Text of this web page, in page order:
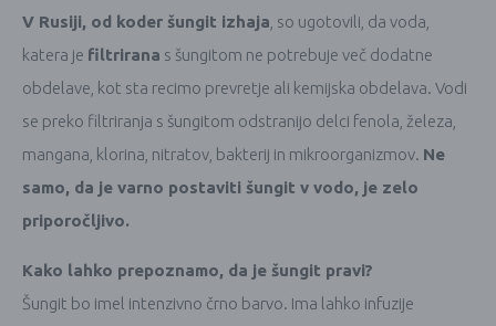
V Rusiji, od koder šungit izhaja , so ugotovili, da voda,
katera je filtrirana s šungitom ne potrebuje več dodatne
obdelave, kot sta recimo prevretje ali kemijska obdelava. Vodi
se preko filtriranja s šungitom odstranijo delci fenola, železa,
mangana, klorina, nitratov, bakterij in mikroorganizmov. Ne
samo, da je varno postaviti šungit v vodo, je zelo
priporočljivo.
Kako lahko prepoznamo, da je šungit pravi?
Šungit bo imel intenzivno črno barvo. Ima lahko infuzije